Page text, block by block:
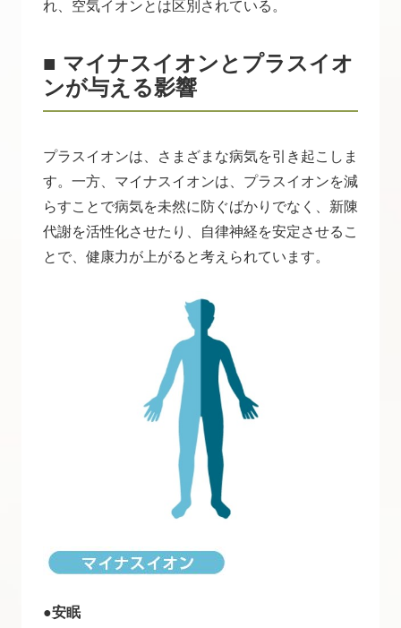
れ、空気イオンとは区別されている。
■ マイナスイオンとプラスイオ
ンが与える影響
プラスイオンは、さまざまな病気を引き起こしま
す。一方、マイナスイオンは、プラスイオンを減
らすことで病気を未然に防ぐばかりでなく、新陳
代謝を活性化させたり、自律神経を安定させるこ
とで、健康力が上がると考えられています。
●安眠